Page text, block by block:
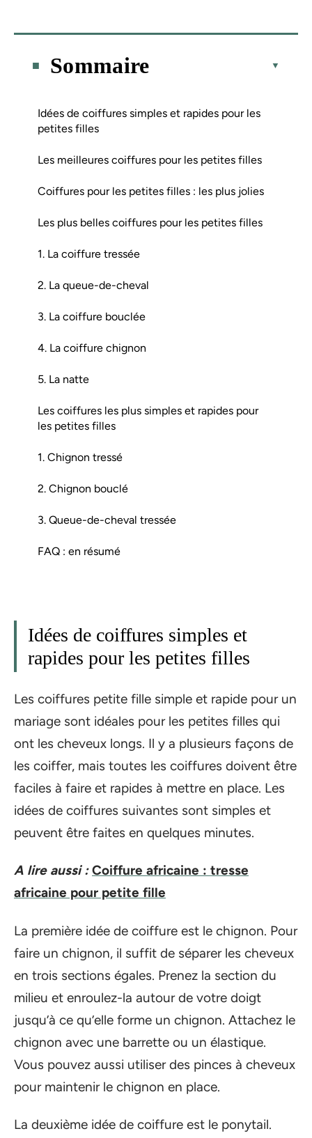
Sommaire
Idées de coiffures simples et rapides pour les
petites filles
Les meilleures coiffures pour les petites filles
Coiffures pour les petites filles : les plus jolies
Les plus belles coiffures pour les petites filles
1. La coiffure tressée
2. La queue-de-cheval
3. La coiffure bouclée
4. La coiffure chignon
5. La natte
Les coiffures les plus simples et rapides pour
les petites filles
1. Chignon tressé
2. Chignon bouclé
3. Queue-de-cheval tressée
FAQ : en résumé
Idées de coiffures simples et
rapides pour les petites filles
Les coiffures petite fille simple et rapide pour un
mariage sont idéales pour les petites filles qui
ont les cheveux longs. Il y a plusieurs façons de
les coiffer, mais toutes les coiffures doivent être
faciles à faire et rapides à mettre en place. Les
idées de coiffures suivantes sont simples et
peuvent être faites en quelques minutes.
A lire aussi : Coiffure africaine : tresse
africaine pour petite fille
La première idée de coiffure est le chignon. Pour
faire un chignon, il suffit de séparer les cheveux
en trois sections égales. Prenez la section du
milieu et enroulez-la autour de votre doigt
jusqu’à ce qu’elle forme un chignon. Attachez le
chignon avec une barrette ou un élastique.
Vous pouvez aussi utiliser des pinces à cheveux
pour maintenir le chignon en place.
La deuxième idée de coiffure est le ponytail.